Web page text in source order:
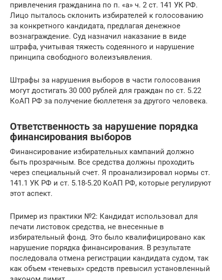
привлечения гражданина по п. «а» ч. 2 ст. 141 УК РФ.
Лицо пыталось склонить избирателей к голосованию
за конкретного кандидата, предлагая денежное
вознаграждение. Суд назначил наказание в виде
штрафа, учитывая тяжесть содеянного и нарушение
принципа свободного волеизъявления.
Штрафы за нарушения выборов в части голосования
могут достигать 30 000 рублей для граждан по ст. 5.22
КоАП РФ за получение бюллетеня за другого человека.
Ответственность за нарушение порядка
финансирования выборов
Финансирование избирательных кампаний должно
быть прозрачным. Все средства должны проходить
через специальный счет. Я проанализировал нормы ст.
141.1 УК РФ и ст. 5.18-5.20 КоАП РФ, которые регулируют
этот аспект.
Пример из практики №2: Кандидат использовал для
печати листовок средства, не внесенные в
избирательный фонд. Это было квалифицировано как
нарушение порядка финансирования. В результате
последовала отмена регистрации кандидата судом, так
как объем «теневых» средств превысил установленный